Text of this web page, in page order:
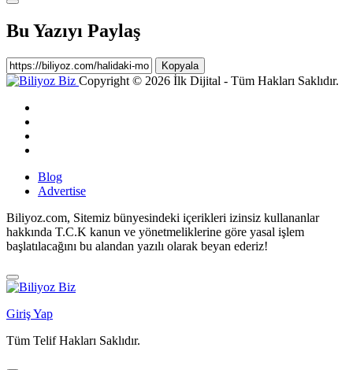
Bu Yazıyı Paylaş
Kopyala
Copyright © 2026 İlk Dijital - Tüm Hakları Saklıdır.
Blog
Advertise
Biliyoz.com, Sitemiz bünyesindeki içerikleri izinsiz kullananlar
hakkında T.C.K kanun ve yönetmeliklerine göre yasal işlem
başlatılacağını bu alandan yazılı olarak beyan ederiz!
Giriş Yap
Tüm Telif Hakları Saklıdır.